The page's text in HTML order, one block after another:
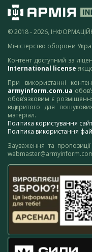
© 2018 - 2026,
Міністерство оборони
Контент доступний за
International license
При використанні
armyinform.com.ua
обов’язковим є
відкритого для
матеріал.
Політика користування
Політика використання
Зауваження та